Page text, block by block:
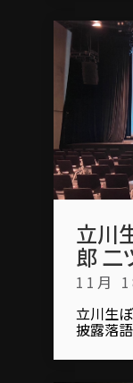
立川
郎 二
11月
立川生
披露落